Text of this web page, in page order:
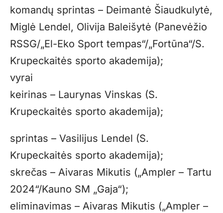
komandų sprintas – Deimantė Šiaudkulytė,
Miglė Lendel, Olivija Baleišytė (Panevėžio
RSSG/„El-Eko Sport tempas“/„Fortūna“/S.
Krupeckaitės sporto akademija);
vyrai
keirinas – Laurynas Vinskas (S.
Krupeckaitės sporto akademija);
sprintas – Vasilijus Lendel (S.
Krupeckaitės sporto akademija);
skrečas – Aivaras Mikutis („Ampler – Tartu
2024“/Kauno SM „Gaja“);
eliminavimas – Aivaras Mikutis („Ampler –